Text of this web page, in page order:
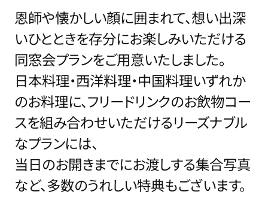
恩師や懐かしい顔に囲まれて、想い出深
いひとときを存分にお楽しみいただける
同窓会プランをご用意いたしました。
日本料理・西洋料理・中国料理いずれか
のお料理に、フリードリンクのお飲物コー
スを組み合わせいただけるリーズナブル
なプランには、
当日のお開きまでにお渡しする集合写真
など、多数のうれしい特典もございます。